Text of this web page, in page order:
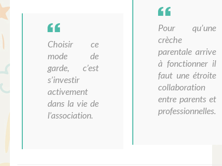
Choisir ce
mode de
garde, c’est
s’investir
activement
dans la vie de
l’association.
Pour qu’une
crèche
parentale arrive
à fonctionner il
faut une étroite
collaboration
entre parents et
professionnelles.